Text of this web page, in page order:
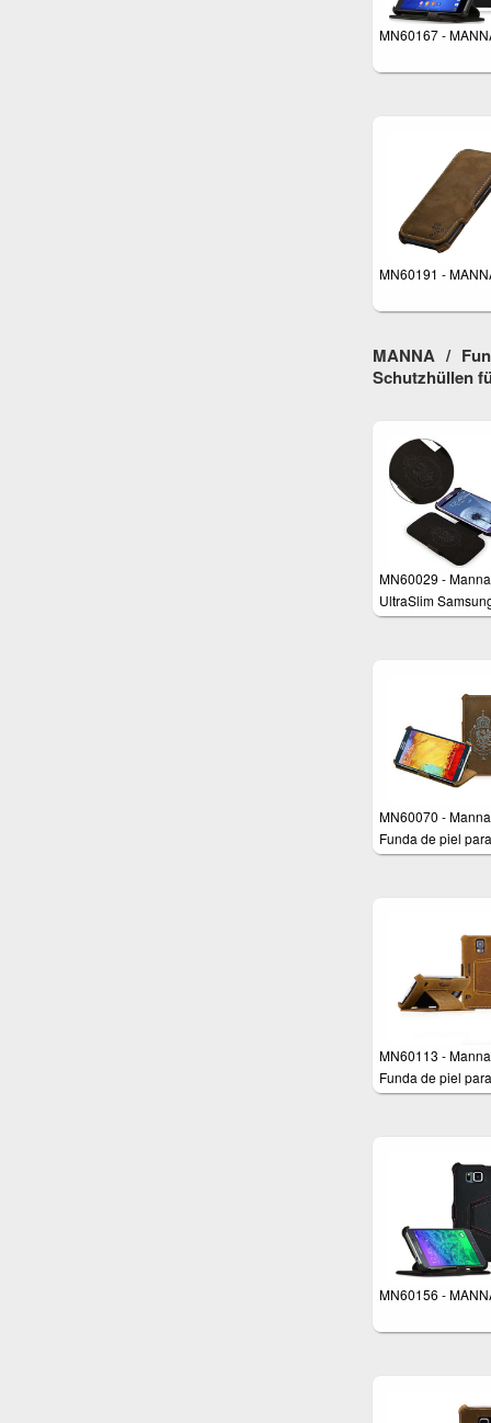
MN60167 -
MN60191 -
MANNA /
Schutzhüllen
MN60029 - Manna
UltraSlim
Galaxy S3 i9300
MN60070 -
Funda de piel para
Samsung Galaxy
MN60113 -
Funda de piel para
Samsung Galaxy
(marrón) - Cuero
genuino de alta
MN60156 -